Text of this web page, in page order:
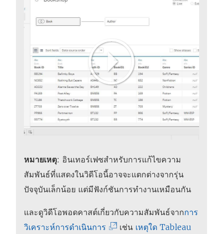
า
ง
)
า
า
ง
ห
ม่
)
หมายเหตุ: อินเทอร์เฟซสำหรับการแก้ไขความ
สัมพันธ์ที่แสดงในวิดีโอนี้อาจจะแตกต่างจากรุ่น
ปัจจุบันเล็กน้อย แต่มีฟังก์ชันการทำงานเหมือนกัน
และดูวิดีโอพอดคาสต์เกี่ยวกับความสัมพันธ์จากการ
วิเคราะห์การดำเนินการ
เช่น เหตุใด Tableau